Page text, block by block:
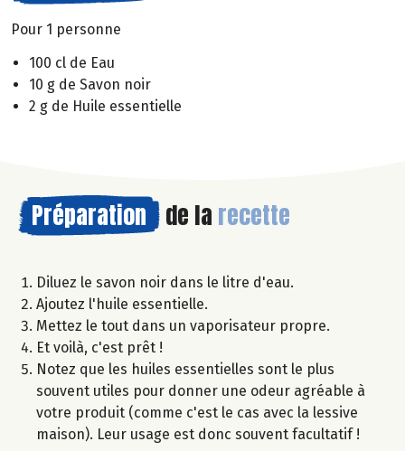
Pour 1 personne
100 cl de Eau
10 g de Savon noir
2 g de Huile essentielle
Préparation de la recette
Diluez le savon noir dans le litre d'eau.
Ajoutez l'huile essentielle.
Mettez le tout dans un vaporisateur propre.
Et voilà, c'est prêt !
Notez que les huiles essentielles sont le plus
souvent utiles pour donner une odeur agréable à
votre produit (comme c'est le cas avec la lessive
maison). Leur usage est donc souvent facultatif !